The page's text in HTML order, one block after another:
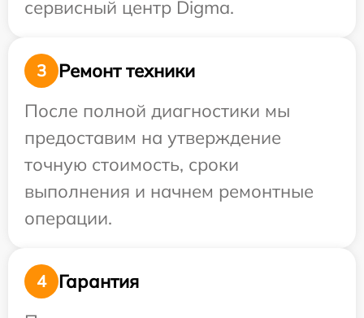
сервисный центр Digma.
3
Ремонт техники
После полной диагностики мы
предоставим на утверждение
точную стоимость, сроки
выполнения и начнем ремонтные
операции.
4
Гарантия